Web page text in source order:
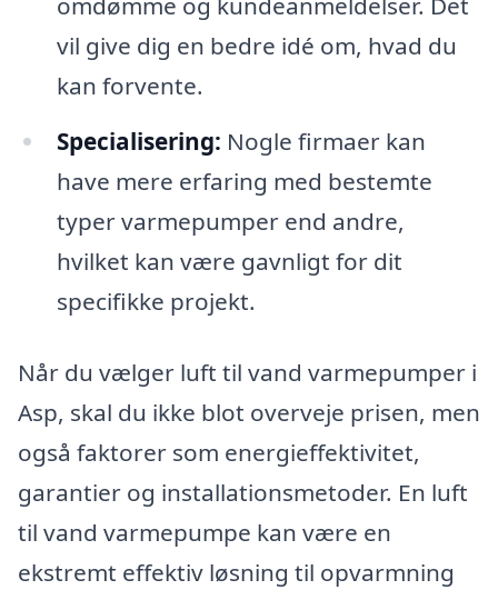
vil give dig en bedre idé om, hvad du
kan forvente.
Specialisering: Nogle firmaer kan
have mere erfaring med bestemte
typer varmepumper end andre,
hvilket kan være gavnligt for dit
specifikke projekt.
Når du vælger luft til vand varmepumper i
Asp, skal du ikke blot overveje prisen, men
også faktorer som energieffektivitet,
garantier og installationsmetoder. En luft
til vand varmepumpe kan være en
ekstremt effektiv løsning til opvarmning